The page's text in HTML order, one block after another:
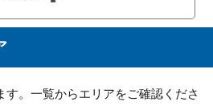
す。一覧からエリアをご確認くださ